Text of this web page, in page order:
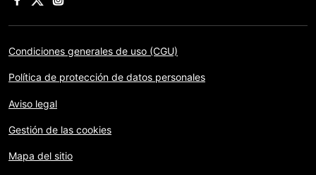
Condiciones generales de uso (CGU)
Política de protección de datos personales
Aviso legal
Gestión de las cookies
Mapa del sitio